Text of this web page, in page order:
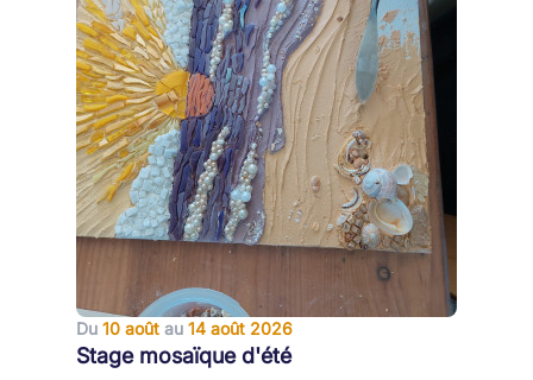
Du 10 août au 14 août 2026
Stage mosaïque d'été